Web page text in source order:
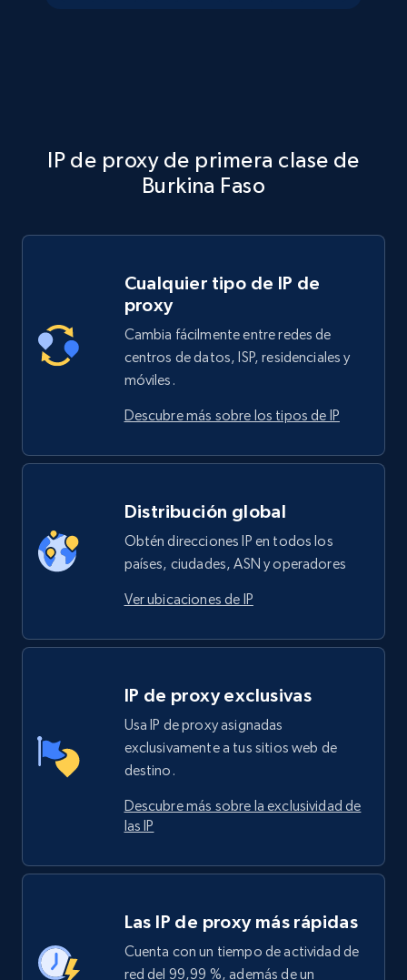
IP de proxy de primera clase de
Burkina Faso
Cualquier tipo de IP de
proxy
Cambia fácilmente entre redes de
centros de datos, ISP, residenciales y
móviles.
Descubre más sobre los tipos de IP
Distribución global
Obtén direcciones IP en todos los
países, ciudades, ASN y operadores
Ver ubicaciones de IP
IP de proxy exclusivas
Usa IP de proxy asignadas
exclusivamente a tus sitios web de
destino.
Descubre más sobre la exclusividad de
las IP
Las IP de proxy más rápidas
Cuenta con un tiempo de actividad de
red del 99,99 %, además de un